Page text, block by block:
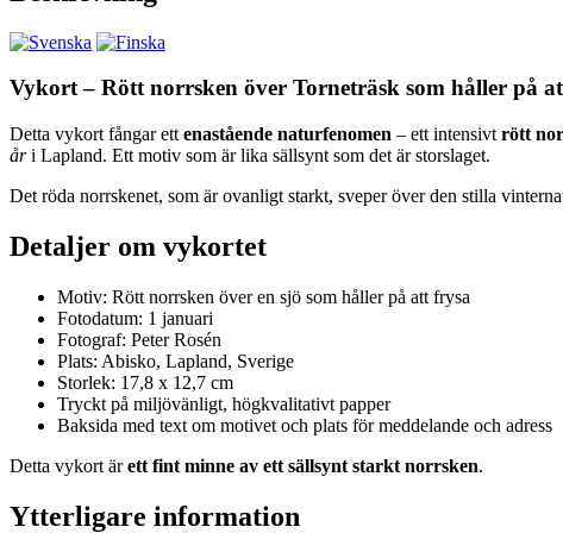
Vykort – Rött norrsken över Torneträsk som håller på
Detta vykort fångar ett enastående naturfenomen – ett intensivt rött
åri Lapland. Ett motiv som är lika sällsynt som det är storslaget.
Det röda norrskenet, som är ovanligt starkt, sveper över den stilla
Detaljer om vykortet
Motiv: Rött norrsken över en sjö som håller på att frysa
Fotodatum: 1 januari
Fotograf: Peter Rosén
Plats: Abisko, Lapland, Sverige
Storlek: 17,8 x 12,7 cm
Tryckt på miljövänligt, högkvalitativt papper
Baksida med text om motivet och plats för meddelande och adress
Detta vykort ärett fint minne av ett sällsynt starkt norrsken.
Ytterligare information